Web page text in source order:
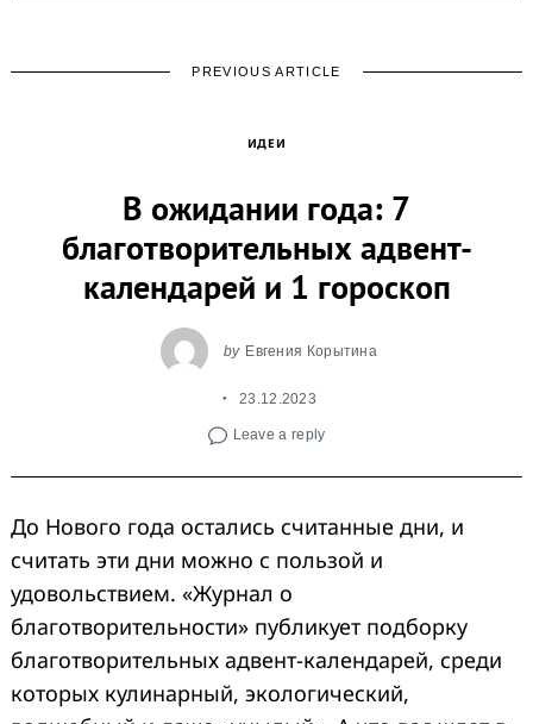
PREVIOUS ARTICLE
ИДЕИ
В ожидании года: 7
благотворительных адвент-
календарей и 1 гороскоп
by Евгения Корытина
23.12.2023
Leave a reply
До Нового года остались считанные дни, и
считать эти дни можно с пользой и
удовольствием. «Журнал о
благотворительности» публикует подборку
благотворительных адвент-календарей, среди
которых кулинарный, экологический,